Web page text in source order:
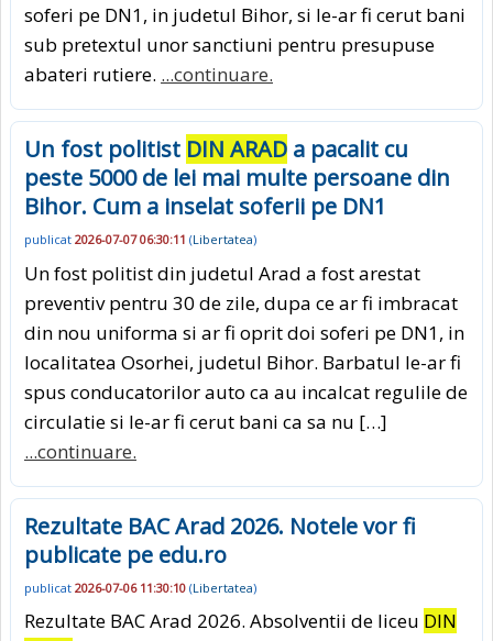
soferi pe DN1, in judetul Bihor, si le-ar fi cerut bani
sub pretextul unor sanctiuni pentru presupuse
abateri rutiere. ...continuare.
Un fost politist DIN ARAD a pacalit cu
peste 5000 de lei mai multe persoane din
Bihor. Cum a inselat soferii pe DN1
publicat 2026-07-07 06:30:11 (Libertatea)
Un fost politist din judetul Arad a fost arestat
preventiv pentru 30 de zile, dupa ce ar fi imbracat
din nou uniforma si ar fi oprit doi soferi pe DN1, in
localitatea Osorhei, judetul Bihor. Barbatul le-ar fi
spus conducatorilor auto ca au incalcat regulile de
circulatie si le-ar fi cerut bani ca sa nu […]
...continuare.
Rezultate BAC Arad 2026. Notele vor fi
publicate pe edu.ro
publicat 2026-07-06 11:30:10 (Libertatea)
Rezultate BAC Arad 2026. Absolventii de liceu DIN